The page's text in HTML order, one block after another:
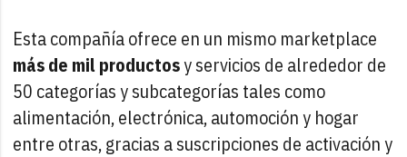
Esta compañía ofrece en un mismo marketplace
más de mil productosy servicios de alrededor de
50 categorías y subcategorías tales como
alimentación, electrónica, automoción y hogar
entre otras, gracias a suscripciones de activación y